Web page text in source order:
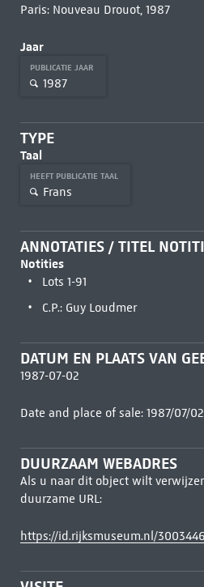
Paris: Nouveau Drouot, 1987
Jaar
PUBLICATIE JAAR
1987
TYPE
Taal
HEEFT PUBLICATIE TAAL
Frans
ANNOTATIES / TITEL
Notities
Lots 1-91
C.P.: Guy Loudmer
DATUM EN PLAATS VAN
1987-07-02
Date and place of sale: 1987/07/
DUURZAAM WEBADRES
Als u naar dit object wilt
duurzame URL:
https://id.rijksmuseum.nl/